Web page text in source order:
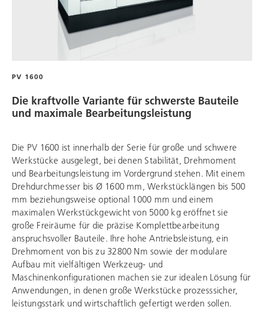
PV 1600
Die kraftvolle Variante für schwerste Bauteile
und maximale Bearbeitungsleistung
Die PV 1600 ist innerhalb der Serie für große und schwere
Werkstücke ausgelegt, bei denen Stabilität, Drehmoment
und Bearbeitungsleistung im Vordergrund stehen. Mit einem
Drehdurchmesser bis Ø 1600 mm, Werkstücklängen bis 500
mm beziehungsweise optional 1000 mm und einem
maximalen Werkstückgewicht von 5000 kg eröffnet sie
große Freiräume für die präzise Komplettbearbeitung
anspruchsvoller Bauteile. Ihre hohe Antriebsleistung, ein
Drehmoment von bis zu 32800 Nm sowie der modulare
Aufbau mit vielfältigen Werkzeug- und
Maschinenkonfigurationen machen sie zur idealen Lösung für
Anwendungen, in denen große Werkstücke prozesssicher,
leistungsstark und wirtschaftlich gefertigt werden sollen.